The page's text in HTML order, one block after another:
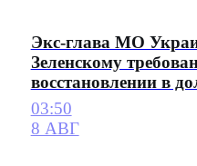
Экс-глава МО
Зеленскому
восстановлении в
03:50
8 АВГ